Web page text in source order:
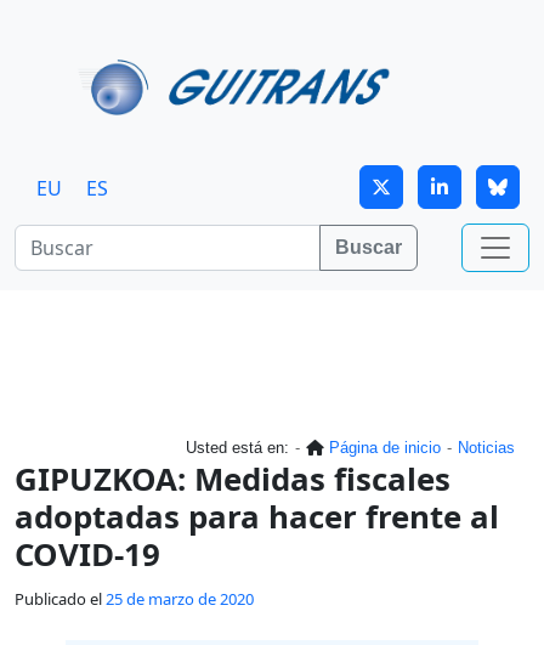
EU ES
Buscar
Usted está en: Página de inicio Noticias
GIPUZKOA: Medidas fiscales
adoptadas para hacer frente al
COVID-19
Publicado el25 de marzo de 2020